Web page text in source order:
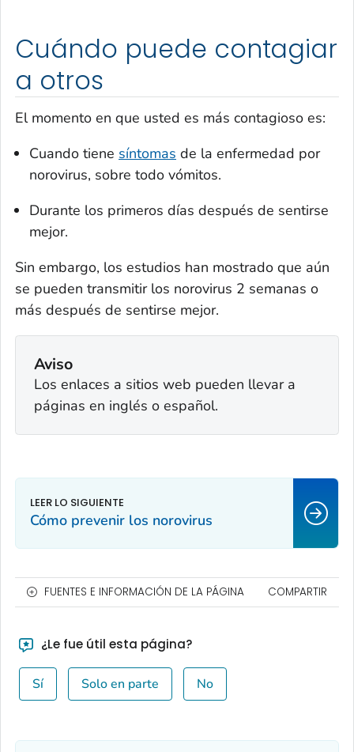
Cuándo puede contagiar
a otros
El momento en que usted es más contagioso es:
Cuando tiene síntomas de la enfermedad por
norovirus, sobre todo vómitos.
Durante los primeros días después de sentirse
mejor.
Sin embargo, los estudios han mostrado que aún
se pueden transmitir los norovirus 2 semanas o
más después de sentirse mejor.
Aviso
Los enlaces a sitios web pueden llevar a
páginas en inglés o español.
Cómo prevenir los norovirus
FUENTES E INFORMACIÓN DE LA PÁGINA COMPARTIR
¿Le fue útil esta página?
Sí Solo en parte No